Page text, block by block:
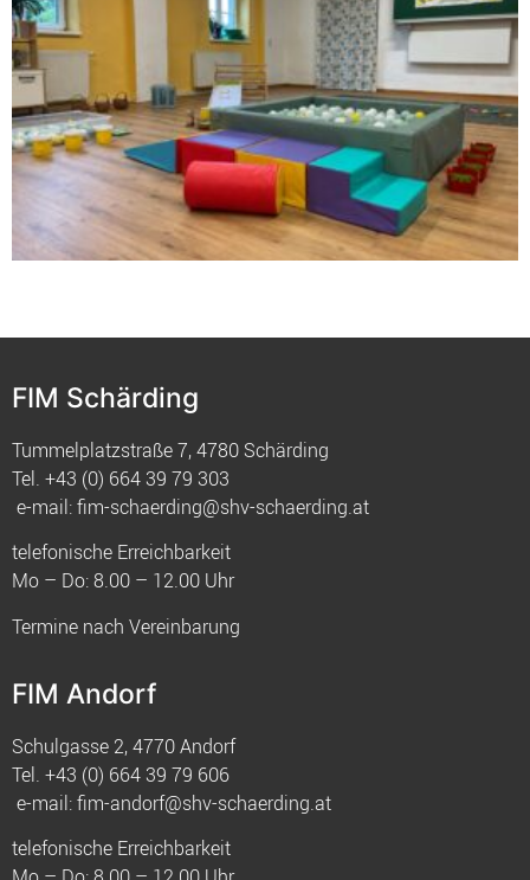
FIM Schärding
Tummelplatzstraße 7, 4780 Schärding
Tel. +43 (0) 664 39 79 303
e-mail:fim-schaerding@shv-schaerding.at
telefonische Erreichbarkeit
Mo – Do: 8.00 – 12.00 Uhr
Termine nach Vereinbarung
FIM Andorf
Schulgasse 2, 4770 Andorf
Tel. +43 (0) 664 39 79 606
e-mail:fim-andorf@shv-schaerding.at
telefonische Erreichbarkeit